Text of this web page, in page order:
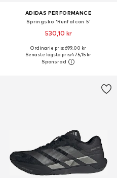
ADIDAS PERFORMANCE
Springsko 'Runfalcon 5'
530,10 kr
+ 5
Tillgänglig i många storlekar
Lägg till i varukorgen
Ordinarie pris: 699,00 kr
Senaste lägsta pris:475,15 kr